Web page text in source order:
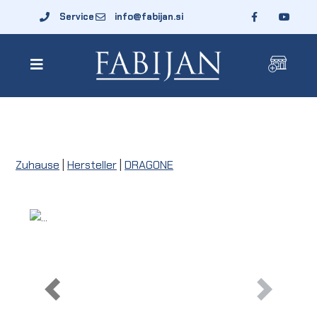
Service info@fabijan.si
Zuhause Hersteller DRAGONE